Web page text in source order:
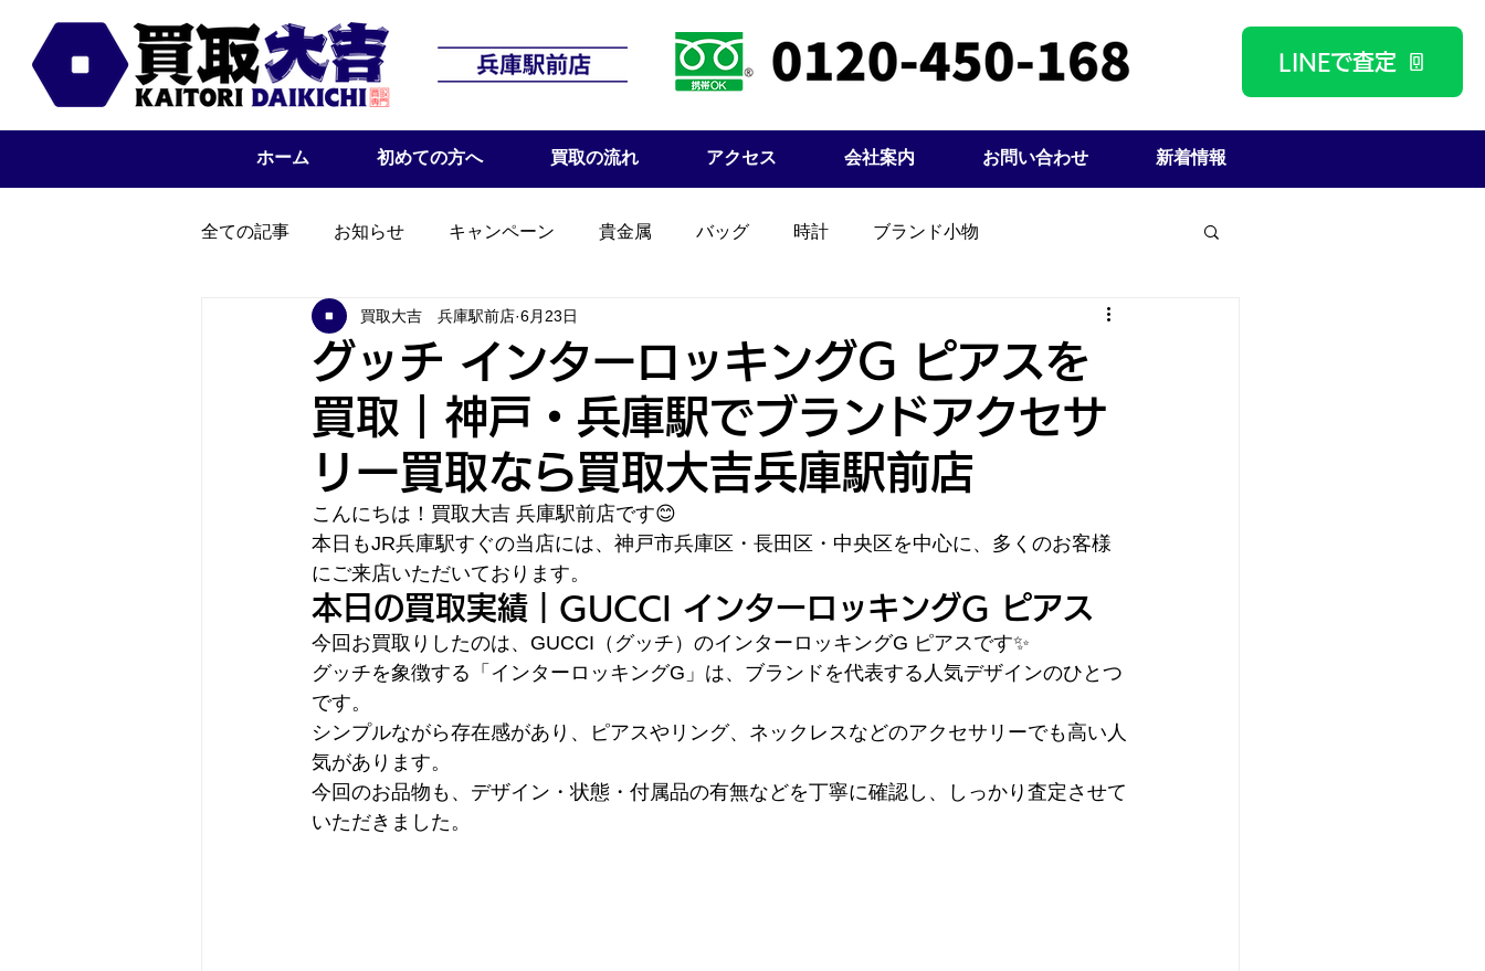
LINEで査定
ホーム 初めての方へ 買取の流れ アクセス 会社案内 お問い合わせ 新着情報
全ての記事 お知らせ キャンペーン 貴金属 バッグ 時計 ブランド小物
グッチ インターロッキングG ピアスを
買取｜神戸・兵庫駅でブランドアクセサ
リー買取なら買取大吉兵庫駅前店
買取大吉 兵庫駅前店 6月23日
こんにちは！買取大吉 兵庫駅前店です😊
本日もJR兵庫駅すぐの当店には、神戸市兵庫区・長田区・中央区を中心に、多くのお客様
にご来店いただいております。
本日の買取実績｜GUCCI インターロッキングG ピアス
今回お買取りしたのは、GUCCI（グッチ）のインターロッキングG ピアスです✨
グッチを象徴する「インターロッキングG」は、ブランドを代表する人気デザインのひとつ
です。
シンプルながら存在感があり、ピアスやリング、ネックレスなどのアクセサリーでも高い人
気があります。
今回のお品物も、デザイン・状態・付属品の有無などを丁寧に確認し、しっかり査定させて
いただきました。